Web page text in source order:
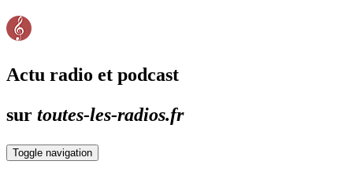
Actu radio et podcast
sur toutes-les-radios.fr
Toggle navigation